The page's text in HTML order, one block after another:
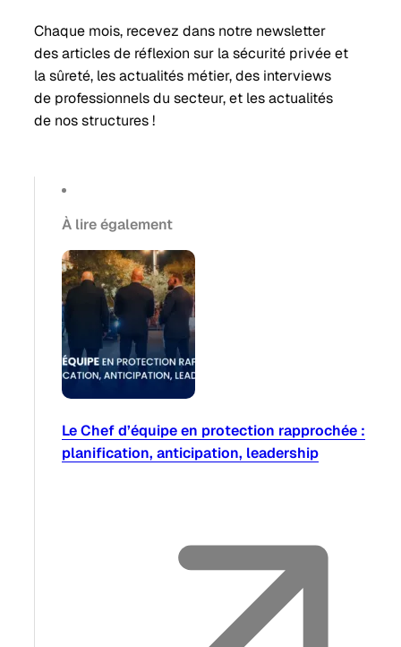
Chaque mois, recevez dans notre newsletter
des articles de réflexion sur la sécurité privée et
la sûreté, les actualités métier, des interviews
de professionnels du secteur, et les actualités
de nos structures !
À lire également
Le Chef d’équipe en protection rapprochée :
planification, anticipation, leadership